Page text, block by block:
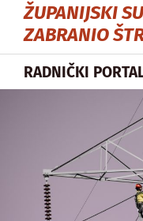
ŽUPANIJSKI
ZABRANIO
RADNIČKI